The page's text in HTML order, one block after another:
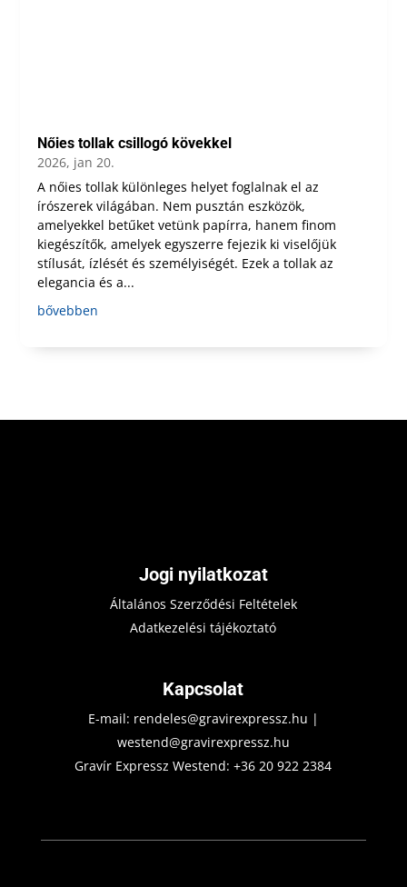
Nőies tollak csillogó kövekkel
2026, jan 20.
A nőies tollak különleges helyet foglalnak el az
írószerek világában. Nem pusztán eszközök,
amelyekkel betűket vetünk papírra, hanem finom
kiegészítők, amelyek egyszerre fejezik ki viselőjük
stílusát, ízlését és személyiségét. Ezek a tollak az
elegancia és a...
bővebben
Jogi nyilatkozat
Általános Szerződési Feltételek
Adatkezelési tájékoztató
Kapcsolat
E-mail: rendeles@gravirexpressz.hu |
westend@gravirexpressz.hu
Gravír Expressz Westend:+36 20 922 2384